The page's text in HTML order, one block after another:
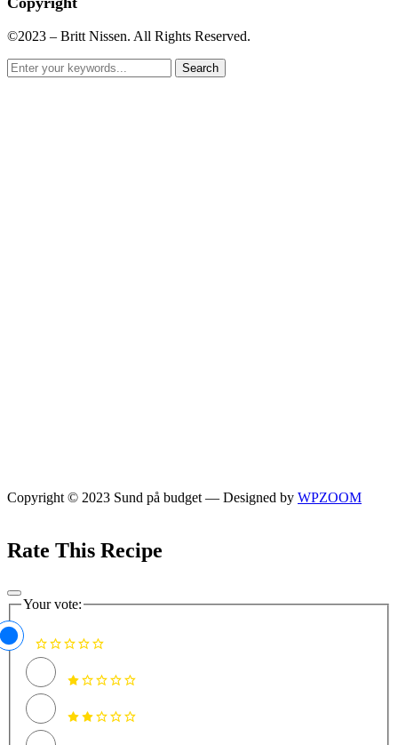
©2023 – Britt Nissen. All Rights Reserved.
Copyright © 2023 Sund på budget — Designed by WPZOOM
Rate This Recipe
Your vote: